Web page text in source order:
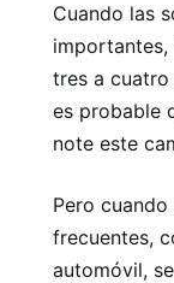
Cuando las
importantes,
tres a cuatro
es probable
note este
Pero
frecuentes,
automóvil,